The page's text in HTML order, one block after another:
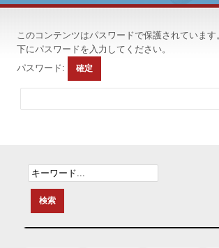
このコンテンツはパスワードで保護されていま
下にパスワードを入力してください。
パスワード: